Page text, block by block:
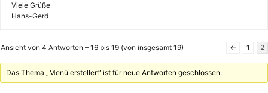
Viele Grüße
Hans-Gerd
Ansicht von 4 Antworten – 16 bis 19 (von insgesamt 19) ← 1 2
Das Thema „Menü erstellen“ ist für neue Antworten geschlossen.